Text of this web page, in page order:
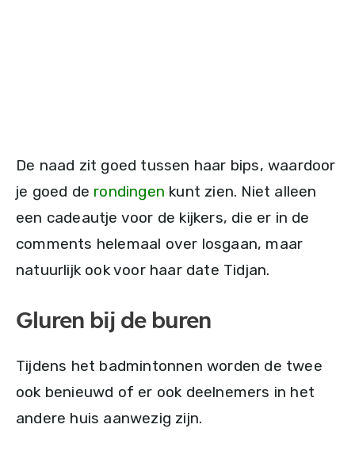
De naad zit goed tussen haar bips, waardoor
je goed de rondingen kunt zien. Niet alleen
een cadeautje voor de kijkers, die er in de
comments helemaal over losgaan, maar
natuurlijk ook voor haar date Tidjan.
Gluren bij de buren
Tijdens het badmintonnen worden de twee
ook benieuwd of er ook deelnemers in het
andere huis aanwezig zijn.